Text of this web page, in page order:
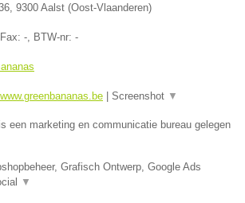
9300 Aalst (Oost-Vlaanderen)
, Fax: - , BTW-nr: -
| Screenshot ▼
een marketing en communicatie bureau gelegen
Grafisch Ontwerp, Google Ads
▼